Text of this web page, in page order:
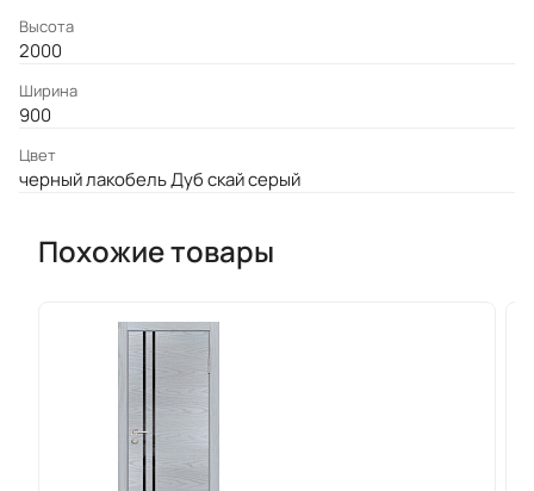
Высота
2000
Ширина
900
Цвет
черный лакобель Дуб скай серый
Похожие товары